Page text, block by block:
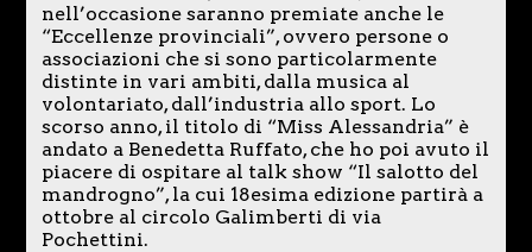
nell’occasione saranno premiate anche le
“Eccellenze provinciali”, ovvero persone o
associazioni che si sono particolarmente
distinte in vari ambiti, dalla musica al
volontariato, dall’industria allo sport. Lo
scorso anno, il titolo di “Miss Alessandria” è
andato a Benedetta Ruffato, che ho poi avuto il
piacere di ospitare al talk show “Il salotto del
mandrogno”, la cui 18esima edizione partirà a
ottobre al circolo Galimberti di via
Pochettini.